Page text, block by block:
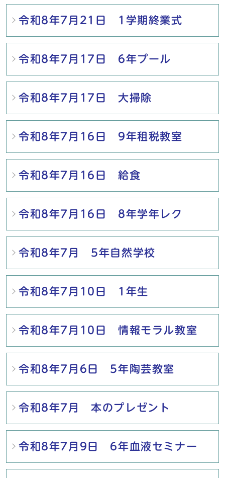
令和8年7月21日 1学期終業式
令和8年7月17日 6年プール
令和8年7月17日 大掃除
令和8年7月16日 9年租税教室
令和8年7月16日 給食
令和8年7月16日 8年学年レク
令和8年7月 5年自然学校
令和8年7月10日 1年生
令和8年7月10日 情報モラル教室
令和8年7月6日 5年陶芸教室
令和8年7月 本のプレゼント
令和8年7月9日 6年血液セミナー